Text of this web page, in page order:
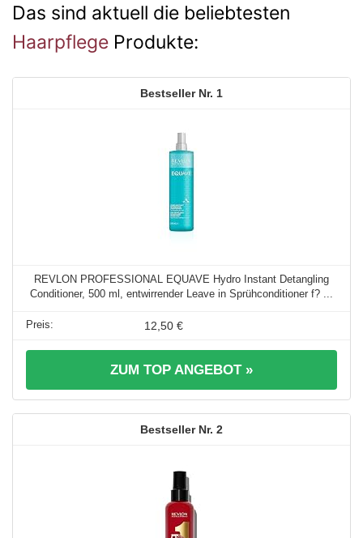
Das sind aktuell die beliebtesten
Haarpflege Produkte:
1
REVLON PROFESSIONAL EQUAVE Hydro Instant Detangling
Conditioner, 500 ml, entwirrender Leave in Sprühconditioner f? ...
12,50 €
ZUM TOP ANGEBOT »
2